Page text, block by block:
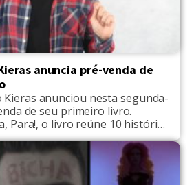
anuncia pré-venda de
anunciou nesta segunda-
de seu primeiro livro.
Para!, o livro reúne 10 histórias
que passou ao longo da
acontece até o próximo mês, e os
exemplares até o final dessa
autografado com […]